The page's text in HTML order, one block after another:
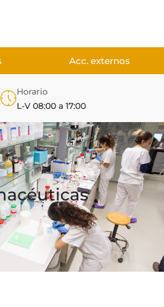
Acc. externos
Horario
L-V 08:00 a 17:00